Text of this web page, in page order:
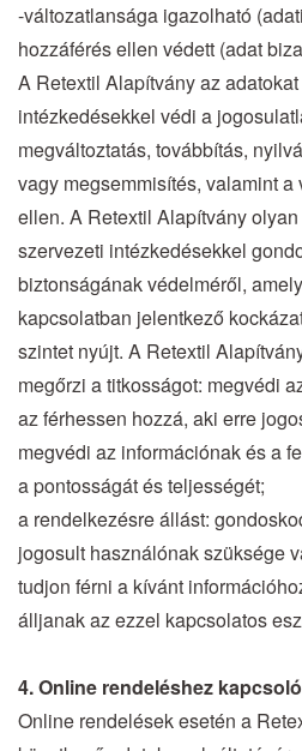
-változatlansága igazolható
hozzáférés ellen védett (adat
A Retextil Alapítvány az
intézkedésekkel védi a
megváltoztatás, továbbítás,
vagy megsemmisítés, valamint
ellen. A Retextil Alapítvány
szervezeti intézkedésekkel
biztonságának védelméről,
kapcsolatban jelentkező
szintet nyújt. A Retextil
megőrzi a titkosságot: megvédi
az férhessen hozzá, aki erre
megvédi az információnak és a
a pontosságát és teljességét;
a rendelkezésre állást:
jogosult használónak szüksége
tudjon férni a kívánt
álljanak az ezzel kapcsolatos
4. Online rendeléshez
Online rendelések esetén a